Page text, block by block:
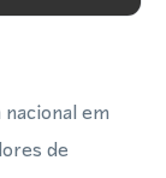
em
de